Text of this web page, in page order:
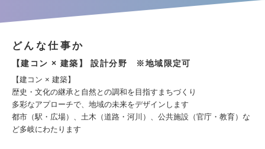
どんな仕事か
【建コン × 建築】 設計分野 ※地域限定可
【建コン × 建築】
歴史・文化の継承と自然との調和を目指すまちづくり
多彩なアプローチで、地域の未来をデザインします
都市（駅・広場）、土木（道路・河川）、公共施設（官庁・教育）な
ど多岐にわたります